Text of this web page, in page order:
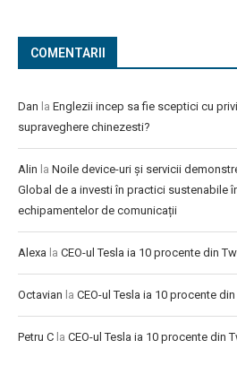
COMENTARII
Dan la Englezii incep sa fie sceptici cu
supraveghere chinezesti?
Alin la Noile device-uri și servicii
Global de a investi în practici sustenabile
echipamentelor de comunicații
Alexa la CEO-ul Tesla ia 10 procente din
Octavian la CEO-ul Tesla ia 10 procente
Petru C la CEO-ul Tesla ia 10 procente din